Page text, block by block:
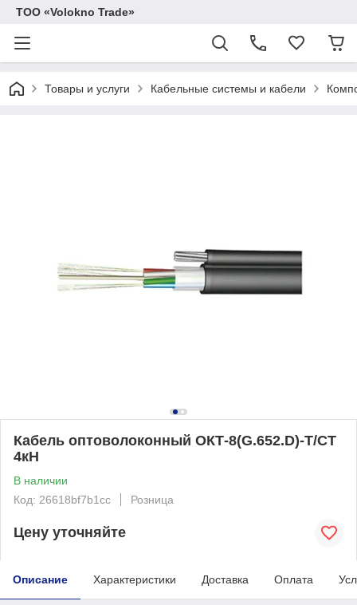
ТОО «Volokno Trade»
Товары и услуги Кабельные системы и кабели
Кабель оптоволоконный ОКТ-8(G.652.D)-Т/СТ
4кН
В наличии
Код: 26618bf7b1cc
Розница
Цену уточняйте
Описание Характеристики Доставка Оплата